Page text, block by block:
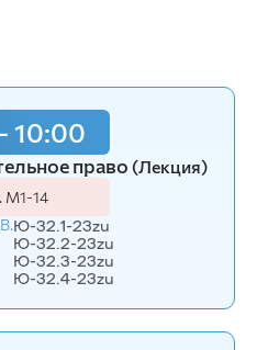
10:00
право (Лекция)
М1-14
Ю-32.1-23zu
Ю-32.2-23zu
Ю-32.3-23zu
Ю-32.4-23zu